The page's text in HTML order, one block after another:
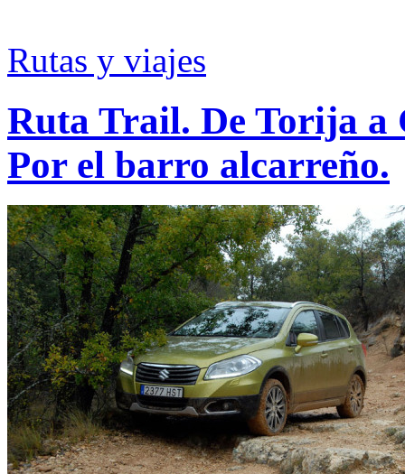
Rutas y viajes
Ruta Trail. De Torija a
Por el barro alcarreño.